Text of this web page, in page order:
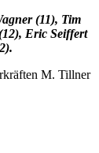
(11), Tim
Eric Seiffert
M. Tillner